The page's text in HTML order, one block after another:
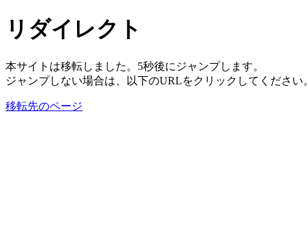
リダイレクト
本サイトは移転しました。5秒後にジャンプします。
ジャンプしない場合は、以下のURLをクリックしてください
移転先のページ